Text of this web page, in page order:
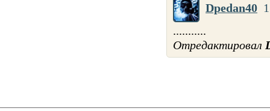
Dpedan40
...........
Отредактировал